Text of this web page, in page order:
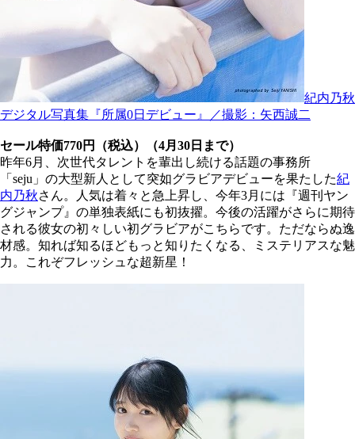
紀内乃秋
デジタル写真集『所属0日デビュー』／撮影：矢西誠二
セール特価770円（税込）（4月30日まで）
昨年6月、次世代タレントを輩出し続ける話題の事務所
「seju」の大型新人として突如グラビアデビューを果たした紀
内乃秋さん。人気は着々と急上昇し、今年3月には『週刊ヤン
グジャンプ』の単独表紙にも初抜擢。今後の活躍がさらに期待
される彼女の初々しい初グラビアがこちらです。ただならぬ逸
材感。知れば知るほどもっと知りたくなる、ミステリアスな魅
力。これぞフレッシュな超新星！